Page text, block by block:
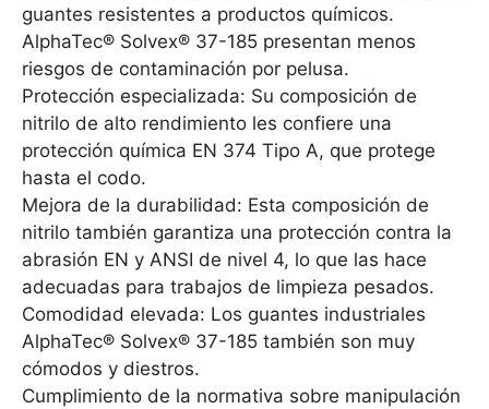
guantes resistentes a productos químicos.
AlphaTec® Solvex® 37-185 presentan menos
riesgos de contaminación por pelusa.
Protección especializada: Su composición de
nitrilo de alto rendimiento les confiere una
protección química EN 374 Tipo A, que protege
hasta el codo.
Mejora de la durabilidad: Esta composición de
nitrilo también garantiza una protección contra la
abrasión EN y ANSI de nivel 4, lo que las hace
adecuadas para trabajos de limpieza pesados.
Comodidad elevada: Los guantes industriales
AlphaTec® Solvex® 37-185 también son muy
cómodos y diestros.
Cumplimiento de la normativa sobre manipulación